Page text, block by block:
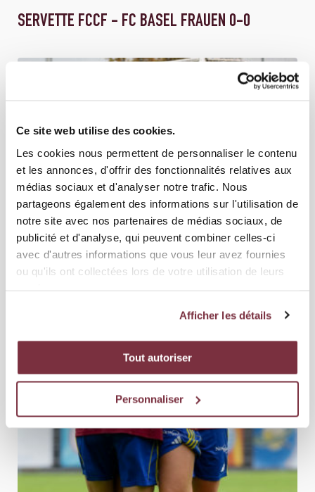
Ce site web utilise des cookies.
Les cookies nous permettent de personnaliser le contenu
et les annonces, d'offrir des fonctionnalités relatives aux
médias sociaux et d'analyser notre trafic. Nous
partageons également des informations sur l'utilisation de
notre site avec nos partenaires de médias sociaux, de
publicité et d'analyse, qui peuvent combiner celles-ci
avec d'autres informations que vous leur avez fournies
ou qu'ils ont collectées lors de votre utilisation de leurs
Afficher les détails
Tout autoriser
Personnaliser
SERVETTE FCCF - FC BASEL FRAUEN 0-0
ÉQUIPE FEMININE 21 OCTOBRE 2025
GRASSHOPPER CLUB ZÜRICH - SERVETTE FCCF